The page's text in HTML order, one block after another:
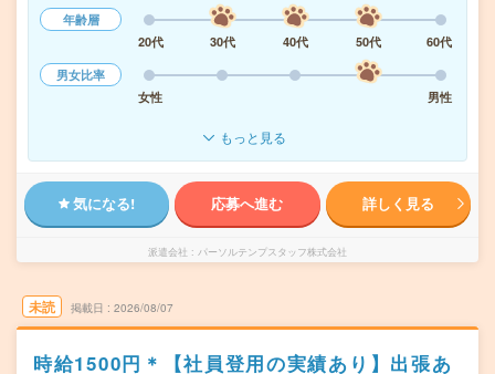
年齢層
20代
30代 40代 50代
60代
男女比率
女性
男性
もっと見る
気になる! 応募へ進む 詳しく見る
派遣会社 パーソルテンプスタッフ株式会社
未読 掲載日 2026/08/07
時給1500円＊【社員登用の実績あり】出張あ